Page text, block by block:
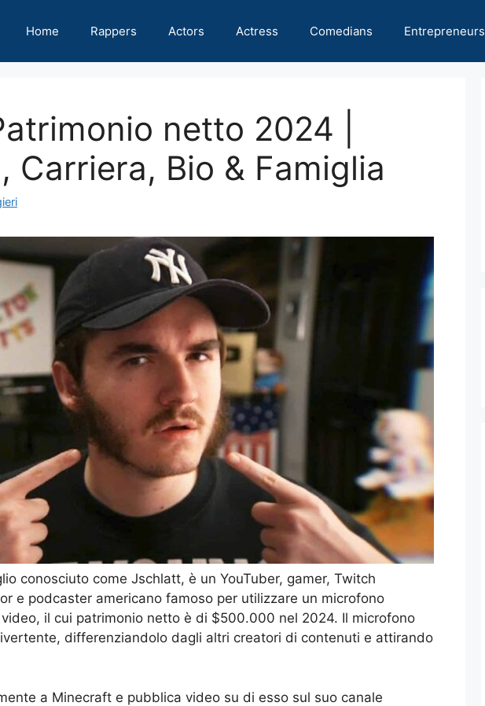
Home Rappers Actors Actress Comedians Entrepreneurs
netto 2024 |
Carriera, Bio & Famiglia
conosciuto come Jschlatt, è un YouTuber, gamer, Twitch
e podcaster americano famoso per utilizzare un microfono
il cui patrimonio netto è di $500.000 nel 2024. Il microfono
differenziandolo dagli altri creatori di contenuti e attirando
a Minecraft e pubblica video su di esso sul suo canale